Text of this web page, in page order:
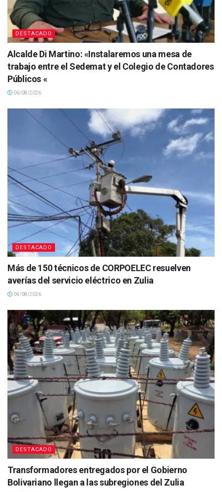
DESTACADO
Alcalde Di Martino: «Instalaremos una mesa de
trabajo entre el Sedemat y el Colegio de Contadores
Públicos «
06/08/2026
DESTACADO
Más de 150 técnicos de CORPOELEC resuelven
averías del servicio eléctrico en Zulia
04/08/2026
DESTACADO
Transformadores entregados por el Gobierno
Bolivariano llegan a las subregiones del Zulia